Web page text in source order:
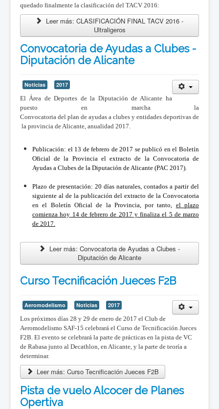
quedado finalmente la clasificación del TACV 2016:
Leer más: CLASIFICACIÓN FINAL TACV 2016 -
Ultraligeros
Convocatoria de Ayudas a Clubes -
Diputación de Alicante
Noticias
2017
El Área de Deportes de la Diputación de Alicante ha
puesto en marcha la
Convocatoria del plan de ayudas a clubes y entidades deportivas de
la provincia de Alicante, anualidad 2017.
Publicación: el 13 de febrero de 2017 se publicó en el Boletín
Oficial de la Provincia el extracto de la Convocatoria de
Ayudas a Clubes de la Diputación de Alicante (PAC 2017).
Plazo de presentación: 20 días naturales, contados a partir del
siguiente al de la publicación del extractode la Convocatoria
en el Boletín Oficial de la Provincia, por tanto, el plazo
comienza hoy 14 de febrero de 2017 y finaliza el 5 de marzo
de 2017.
Leer más: Convocatoria de Ayudas a Clubes -
Diputación de Alicante
Curso Tecnificación Jueces F2B
Aeromodelismo Noticias
2017
Los próximos días 28 y 29 de enero de 2017 el Club de
Aeromodelismo SAF-15 celebrará el Curso de Tecnificación Jueces
F2B. El evento se celebrará la parte de prácticas en la pista de VC
de Rabasa junto al Decathlon, en Alicante, y la parte de teoría a
determinar.
Leer más: Curso Tecnificación Jueces F2B
Pista de vuelo Alcocer de Planes
Opertiva